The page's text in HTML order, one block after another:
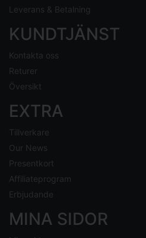
Leverans & Betalning
KUNDTJÄNST
Kontakta oss
Returer
Översikt
EXTRA
Tillverkare
Our News
Presentkort
Affiliateprogram
Erbjudande
MINA SIDOR